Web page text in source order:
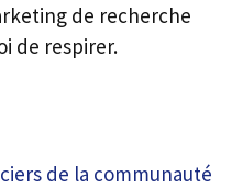
de recherche
de respirer.
de la communauté